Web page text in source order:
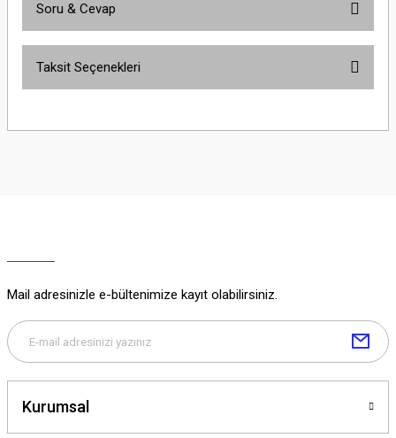
Soru & Cevap
Soru Sor
Taksit Seçenekleri
Mail adresinizle e-bültenimize kayıt olabilirsiniz.
Kurumsal